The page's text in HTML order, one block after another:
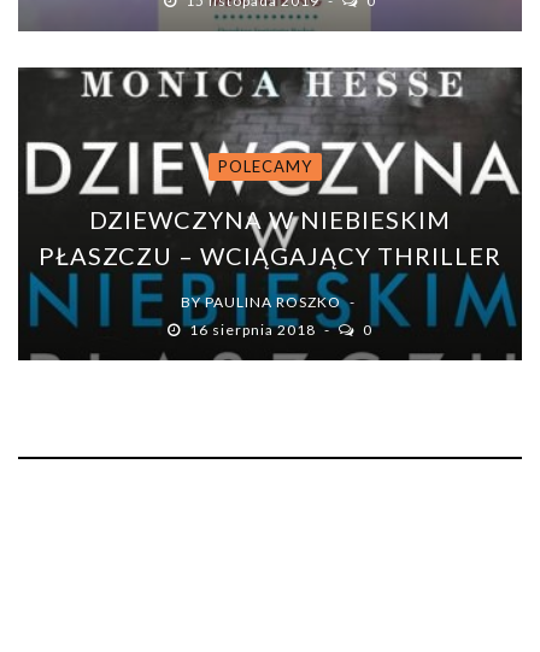
POLECAMY
DZIEWCZYNA W NIEBIESKIM
PŁASZCZU – WCIĄGAJĄCY THRILLER
BYPAULINA ROSZKO
16 sierpnia 2018
0